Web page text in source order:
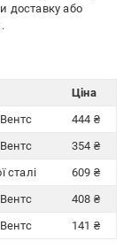
доставку або
Ціна
444 ₴
354 ₴
сталі
609 ₴
408 ₴
141 ₴